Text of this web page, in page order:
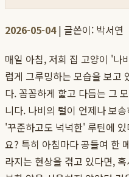
2026-05-04| 글쓴이: 박서연
매일 아침, 저희 집 고양이 '나
럽게 그루밍하는 모습을 보고
다. 꼼꼼하게 핥고 다듬는 그
니다. 나비의 털이 언제나 보
'꾸준하고도 넉넉한' 루틴에
요? 특히 아침마다 공들여 한
라지는 현상을 겪고 있다면,